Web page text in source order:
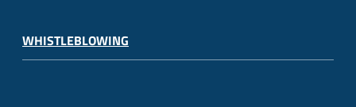
WHISTLEBLOWING